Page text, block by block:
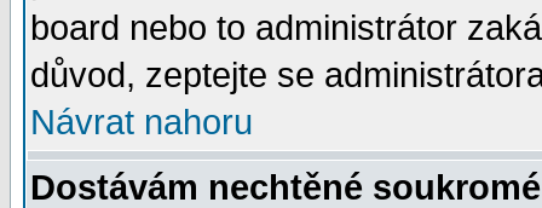
board nebo to administrátor
důvod, zeptejte se
Návrat nahoru
Dostávám nechtěné